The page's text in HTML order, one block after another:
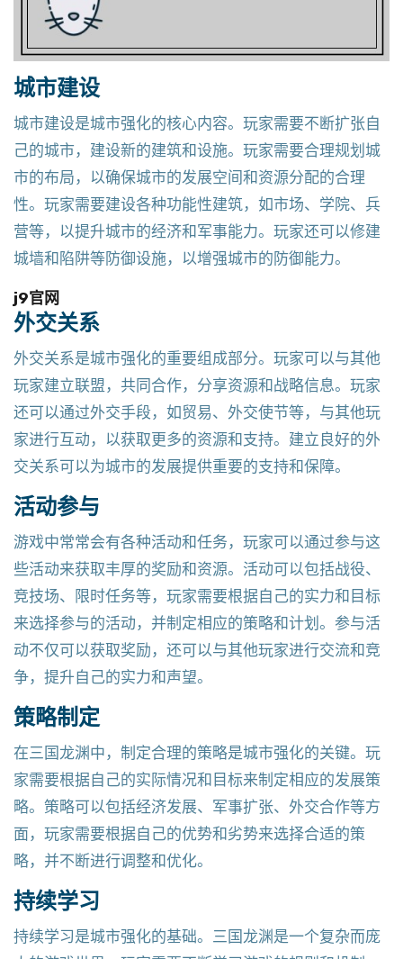
城市建设
城市建设是城市强化的核心内容。玩家需要不断扩张自
己的城市，建设新的建筑和设施。玩家需要合理规划城
市的布局，以确保城市的发展空间和资源分配的合理
性。玩家需要建设各种功能性建筑，如市场、学院、兵
营等，以提升城市的经济和军事能力。玩家还可以修建
城墙和陷阱等防御设施，以增强城市的防御能力。
j9官网
外交关系
外交关系是城市强化的重要组成部分。玩家可以与其他
玩家建立联盟，共同合作，分享资源和战略信息。玩家
还可以通过外交手段，如贸易、外交使节等，与其他玩
家进行互动，以获取更多的资源和支持。建立良好的外
交关系可以为城市的发展提供重要的支持和保障。
活动参与
游戏中常常会有各种活动和任务，玩家可以通过参与这
些活动来获取丰厚的奖励和资源。活动可以包括战役、
竞技场、限时任务等，玩家需要根据自己的实力和目标
来选择参与的活动，并制定相应的策略和计划。参与活
动不仅可以获取奖励，还可以与其他玩家进行交流和竞
争，提升自己的实力和声望。
策略制定
在三国龙渊中，制定合理的策略是城市强化的关键。玩
家需要根据自己的实际情况和目标来制定相应的发展策
略。策略可以包括经济发展、军事扩张、外交合作等方
面，玩家需要根据自己的优势和劣势来选择合适的策
略，并不断进行调整和优化。
持续学习
持续学习是城市强化的基础。三国龙渊是一个复杂而庞